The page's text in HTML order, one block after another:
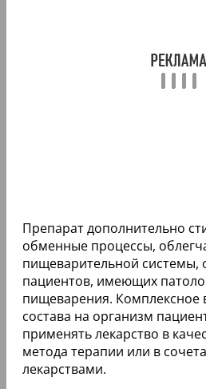
Препарат дополнительно
обменные процессы,
пищеварительной системы,
пациентов, имеющих
пищеварения. Комплексное
состава на организм
применять лекарство в
метода терапии или в
лекарствами.